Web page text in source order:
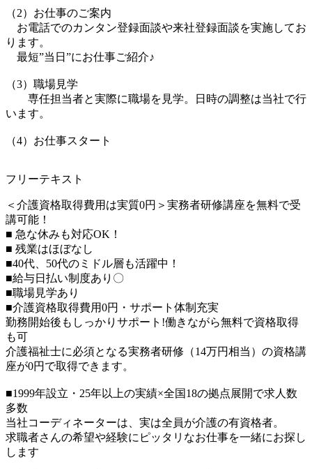
（2）お仕事のご案内
お電話でのカンタン登録面談や来社登録面談を実施してお
ります。
最短”当日”にお仕事ご紹介♪
（3）職場見学
専任担当者と実際に職場を見学。日時の調整は当社で行
います。
（4）お仕事スタート
フリーテキスト
＜介護資格取得費用は実質0円＞実務者研修講座を無料で受
講可能！
■ 急な休みも対応OK！
■ 残業はほぼなし
■40代、50代のミドル層も活躍中！
■給与日払い制度あり〇
■職場見学あり
■介護資格取得費用0円・サポート体制充実
勤務開始後もしっかりサポート!働きながら無料で資格取得
も可
介護福祉士に必須となる実務者研修（14万円相当）の資格講
座が0円で取得できます。
■1999年設立・25年以上の実績×全国18の拠点展開で求人数
多数
当社コーディネーターは、実は全員が介護の有資格者。
求職者さんの希望や経験にピッタリなお仕事を一緒にお探し
します